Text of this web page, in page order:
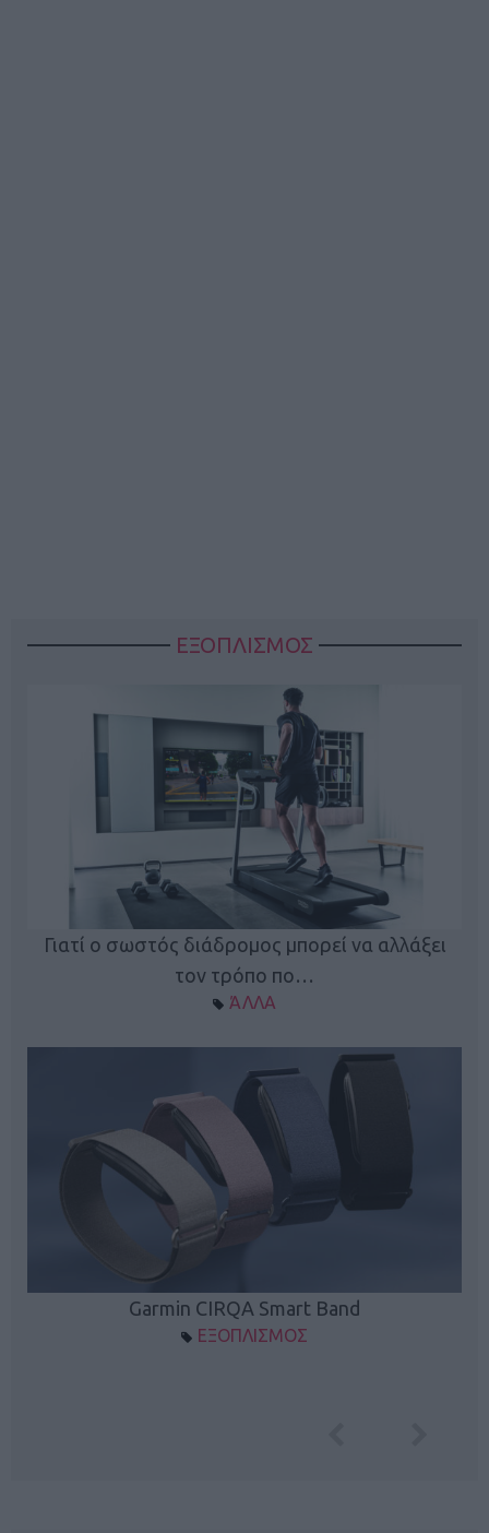
ΕΞΟΠΛΙΣΜΟΣ
Γιατί ο σωστός διάδρομος μπορεί να αλλάξει
τον τρόπο πο…
ΆΛΛΑ
Garmin CIRQA Smart Band
ΕΞΟΠΛΙΣΜΟΣ